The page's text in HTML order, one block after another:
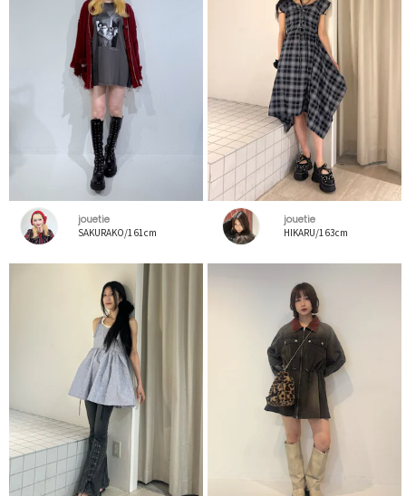
jouetie
SAKURAKO/161cm
jouetie
HIKARU/163cm